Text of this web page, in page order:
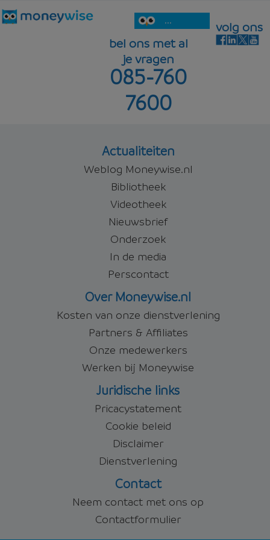
...
bel ons met al
je vragen
085-760
7600
volg ons
Actualiteiten
Weblog Moneywise.nl
Bibliotheek
Videotheek
Nieuwsbrief
Onderzoek
In de media
Perscontact
Over Moneywise.nl
Kosten van onze dienstverlening
Partners & Affiliates
Onze medewerkers
Werken bij Moneywise
Juridische links
Pricacystatement
Cookie beleid
Disclaimer
Dienstverlening
Contact
Neem contact met ons op
Contactformulier